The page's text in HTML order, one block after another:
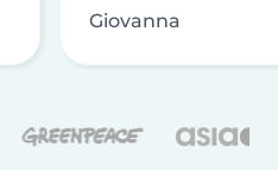
Giovanna